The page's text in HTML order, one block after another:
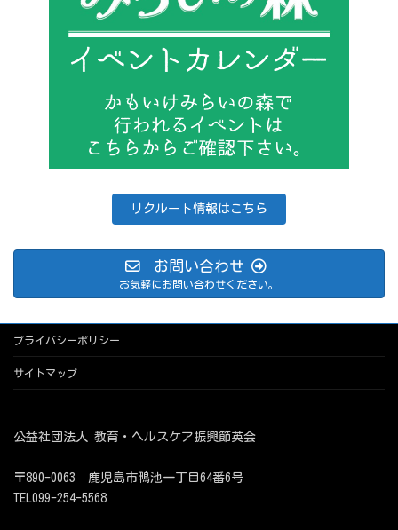
リクルート情報はこちら
お問い合わせ
お気軽にお問い合わせください。
プライバシーポリシー
サイトマップ
公益社団法人 教育・ヘルスケア振興節英会
〒890-0063 鹿児島市鴨池一丁目64番6号
TEL099-254-5568